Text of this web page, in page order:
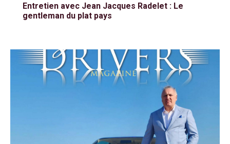
Entretien avec Jean Jacques Radelet : Le
gentleman du plat pays